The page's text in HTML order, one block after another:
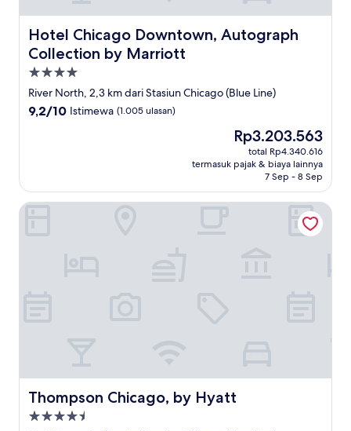
Hotel Chicago Downtown, Autograph
Collection by Marriott
Hotel Chicago Downtown, Autograph Collection by
Properti
bintang
4.0
River North, 2,3 km dari Stasiun Chicago (Blue Line)
9.2
9,2/10 Istimewa (1.005 ulasan)
Harga
sekarang
Rp3.203.563
Rp3.203.563
total Rp4.340.616
termasuk pajak & biaya lainnya
7 Sep - 8 Sep
Thompson Chicago, by Hyatt
Thompson Chicago, by Hyatt
Properti
Thompson Chicago, by Hyatt